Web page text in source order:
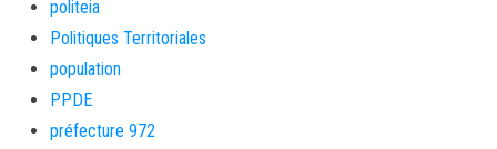
politeia
Politiques Territoriales
population
PPDE
préfecture 972